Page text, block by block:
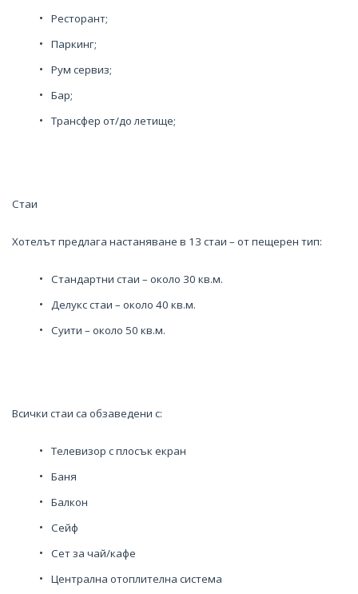
Ресторант;
Паркинг;
Рум сервиз;
Бар;
Трансфер от/до летище;
Стаи
Хотелът предлага настаняване в 13 стаи – от пещерен тип:
Стандартни стаи – около 30 кв.м.
Делукс стаи – около 40 кв.м.
Суити – около 50 кв.м.
Всички стаи са обзаведени с:
Телевизор с плосък екран
Баня
Балкон
Сейф
Сет за чай/кафе
Централна отоплителна система